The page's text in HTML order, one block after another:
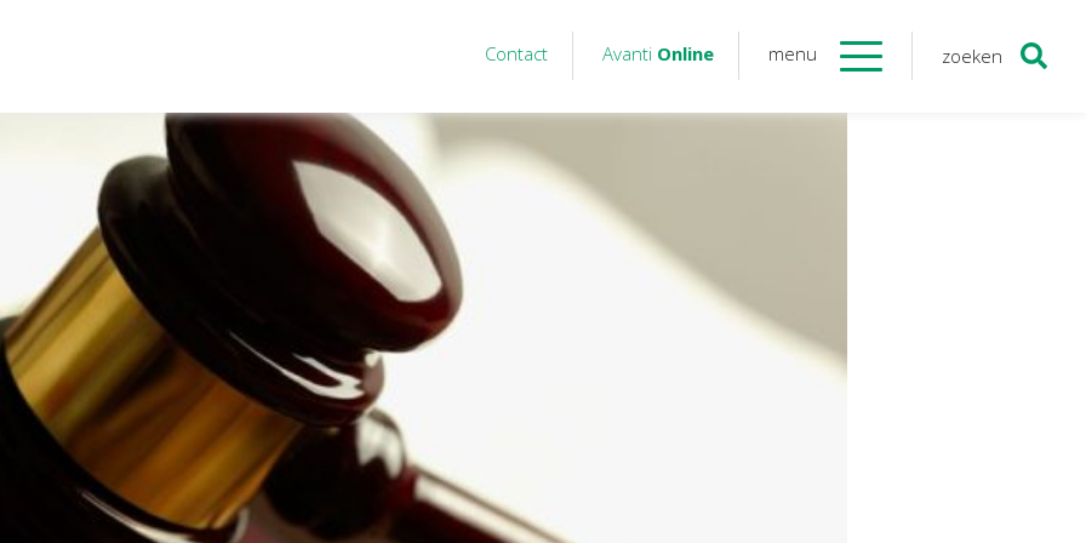
Contact Avanti Online menu zoeken
personeel
advies
Purmerend
Nieuws&informatie
Nieuwsbrief
Nieuwsoverzicht
Handige links
Twinfield – Boekhouden
BaseCone – Facturen
Visionplanner – Rapportage
Klantenportaal – Online dossiers